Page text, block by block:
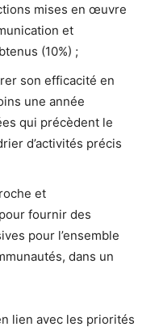
mises en œuvre
et
(10%) ;
son efficacité en
une année
qui précèdent le
d’activités précis
et
pour fournir des
pour l’ensemble
dans un
lien avec les priorités